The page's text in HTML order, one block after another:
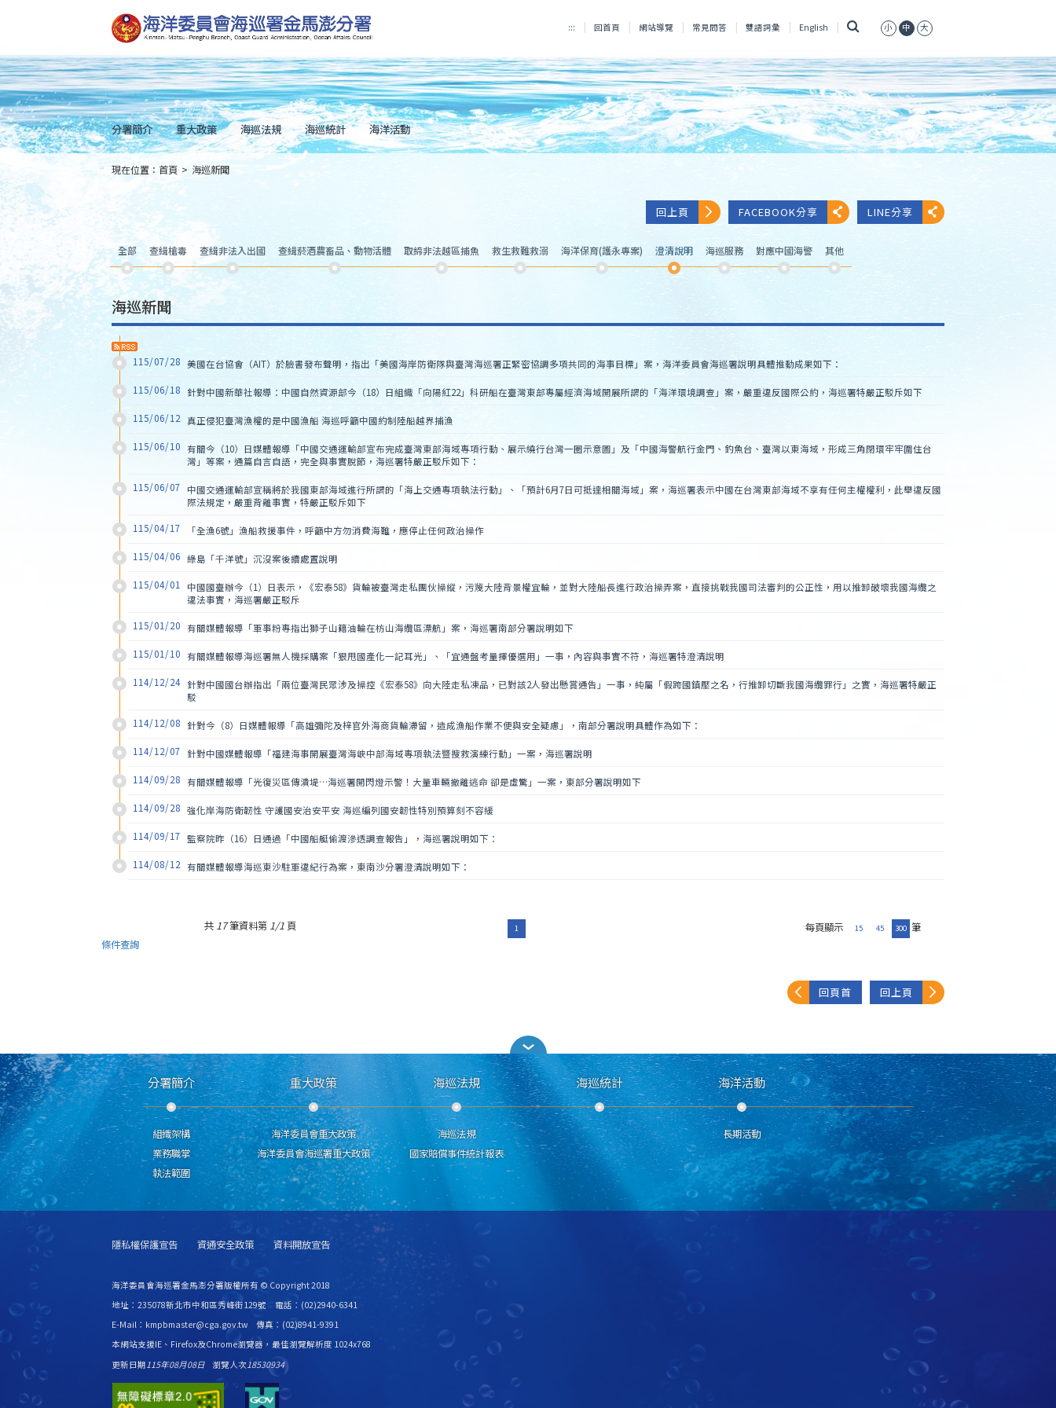
到
主
要
內
容
Skip
to
main
content
::: 回首頁 網站導覽 常見問答 雙語詞彙 English 小 中 大
分署簡介 重大政策 海巡法規 海巡統計 海洋活動
::: 現在位置： 首頁 > 海巡新聞
回上頁 FACEBOOK分享 LINE分享
全部 查緝槍毒 查緝非法入出國 查緝菸酒農畜品、動物活體 取締非法越區捕魚 救生救難救溺 海洋保育(護永專案) 澄清說明 海巡服務 對應中國海警 其他
海巡新聞
115/07/28 美國在台協會（AIT）於臉書發布聲明，指出「美國海岸防衛隊與臺灣海巡署正緊密協調多項共同的海事目標」案，海洋委員會海巡署說明具體推動成果如下：
115/06/18 針對中國新華社報導：中國自然資源部今（18）日組織「向陽紅22」科研船在臺灣東部專屬經濟海域開展所謂的「海洋環境調查」案，嚴重違反國際公約，海巡署特嚴正駁斥如下
115/06/12 真正侵犯臺灣漁權的是中國漁船 海巡呼籲中國約制陸船越界捕漁
115/06/10
有關今（10）日媒體報導「中國交通運輸部宣布完成臺灣東部海域專項行動、展示繞行台灣一圈示意圖」及「中國海警航行金門、釣魚台、臺灣以東海域，形成三角閉環牢牢圍住台
灣」等案，通篇自言自語，完全與事實脫節，海巡署特嚴正駁斥如下：
115/06/07
中國交通運輸部宣稱將於我國東部海域進行所謂的「海上交通專項執法行動」、「預計6月7日可抵達相關海域」案，海巡署表示中國在台灣東部海域不享有任何主權權利，此舉違反國
際法規定，嚴重背離事實，特嚴正駁斥如下
115/04/17 「全漁6號」漁船救援事件，呼籲中方勿消費海難，應停止任何政治操作
115/04/06 綠島「千洋號」沉沒案後續處置說明
115/04/01
中國國臺辦今（1）日表示，《宏泰58》貨輪被臺灣走私團伙操縱，污蔑大陸背景權宜輪，並對大陸船長進行政治操弄案，直接挑戰我國司法審判的公正性，用以推卸破壞我國海纜之
違法事實，海巡署嚴正駁斥
115/01/20 有關媒體報導「軍事粉專指出獅子山籍油輪在枋山海纜區漂航」案，海巡署南部分署說明如下
115/01/10 有關媒體報導海巡署無人機採購案「狠甩國產化一記耳光」、「宜通盤考量擇優選用」一事，內容與事實不符，海巡署特澄清說明
114/12/24
針對中國國台辦指出「兩位臺灣民眾涉及操控《宏泰58》向大陸走私凍品，已對該2人發出懸賞通告」一事，純屬「假跨國鎮壓之名，行推卸切斷我國海纜罪行」之實，海巡署特嚴正
駁
114/12/08 針對今（8）日媒體報導「高雄彌陀及梓官外海商貨輪滯留，造成漁船作業不便與安全疑慮」，南部分署說明具體作為如下：
114/12/07 針對中國媒體報導「福建海事開展臺灣海峽中部海域專項執法暨搜救演練行動」一案，海巡署說明
114/09/28 有關媒體報導「光復災區傳潰堤…海巡署開閃燈示警！大量車輛撤離逃命 卻是虛驚」一案，東部分署說明如下
114/09/28 強化岸海防衛韌性 守護國安治安平安 海巡編列國安韌性特別預算刻不容緩
114/09/17 監察院昨（16）日通過「中國船艇偷渡滲透調查報告」，海巡署說明如下：
114/08/12 有關媒體報導海巡東沙駐軍違紀行為案，東南沙分署澄清說明如下：
共 17筆資料第 1/1 頁 1 每頁顯示 15 45 300 筆
條件查詢
回頁首 回上頁
分署簡介
組織架構
業務職掌
執法範圍
重大政策
海洋委員會重大政策
海洋委員會海巡署重大政策
海巡法規
海巡法規
國家賠償事件統計報表
海巡統計 海洋活動
長期活動
隱私權保護宣告 資通安全政策 資料開放宣告
海洋委員會海巡署金馬澎分署版權所有 © Copyright 2018
地址：235078新北市中和區秀峰街129號 電話：(02)2940-6341
E-Mail：kmpbmaster@cga.gov.tw 傳真：(02)8941-9391
本網站支援IE、Firefox及Chrome瀏覽器，最佳瀏覽解析度 1024x768
更新日期115年08月08日 瀏覽人次18530934